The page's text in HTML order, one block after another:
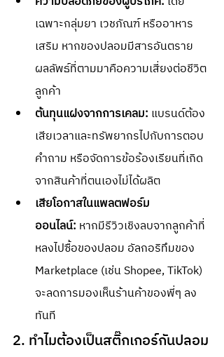
เฉพาะกลุ่มยา เวชภัณฑ์ หรืออาหาร
เสริม หากของปลอมมีสารอันตราย
ผลลัพธ์ที่ตามมาคือความเสี่ยงต่อชีวิต
ลูกค้า
ต้นทุนแฝงจากการเคลม: แบรนด์ต้อง
เสียเวลาและทรัพยากรไปกับการตอบ
คำถาม หรือจัดการข้อร้องเรียนที่เกิด
จากสินค้าที่ตนเองไม่ได้ผลิต
เสียโอกาสในแพลตฟอร์ม
ออนไลน์: หากมีรีวิวเชิงลบจากลูกค้าที่
หลงไปซื้อของปลอม อัลกอริทึมของ
Marketplace (เช่น Shopee, TikTok)
จะลดการมองเห็นร้านค้าของพี่ๆ ลง
ทันที
2. ทำไมต้องเป็นสติ๊กเกอร์กันปลอม